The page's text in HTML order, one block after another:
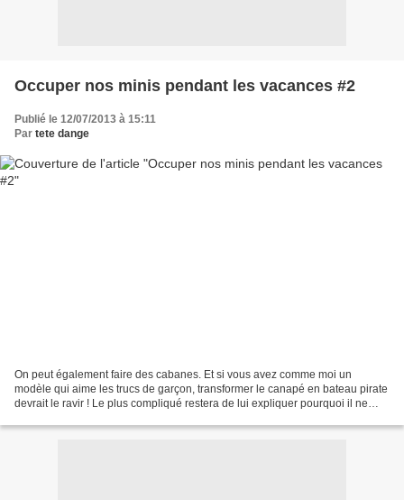
Occuper nos minis pendant les vacances #2
Publié le 12/07/2013 à 15:11
Par tete dange
On peut également faire des cabanes. Et si vous avez comme moi un
modèle qui aime les trucs de garçon, transformer le canapé en bateau pirate
devrait le ravir ! Le plus compliqué restera de lui expliquer pourquoi il ne